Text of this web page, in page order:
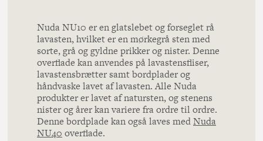
Nuda NU10 er en glatslebet og forseglet rå
lavasten, hvilket er en mørkegrå sten med
sorte, grå og gyldne prikker og nister. Denne
overflade kan anvendes på lavastensfliser,
lavastensbrætter samt bordplader og
håndvaske lavet af lavasten. Alle Nuda
produkter er lavet af natursten, og stenens
nister og årer kan variere fra ordre til ordre.
Denne bordplade kan også laves medNuda
NU40 overflade.